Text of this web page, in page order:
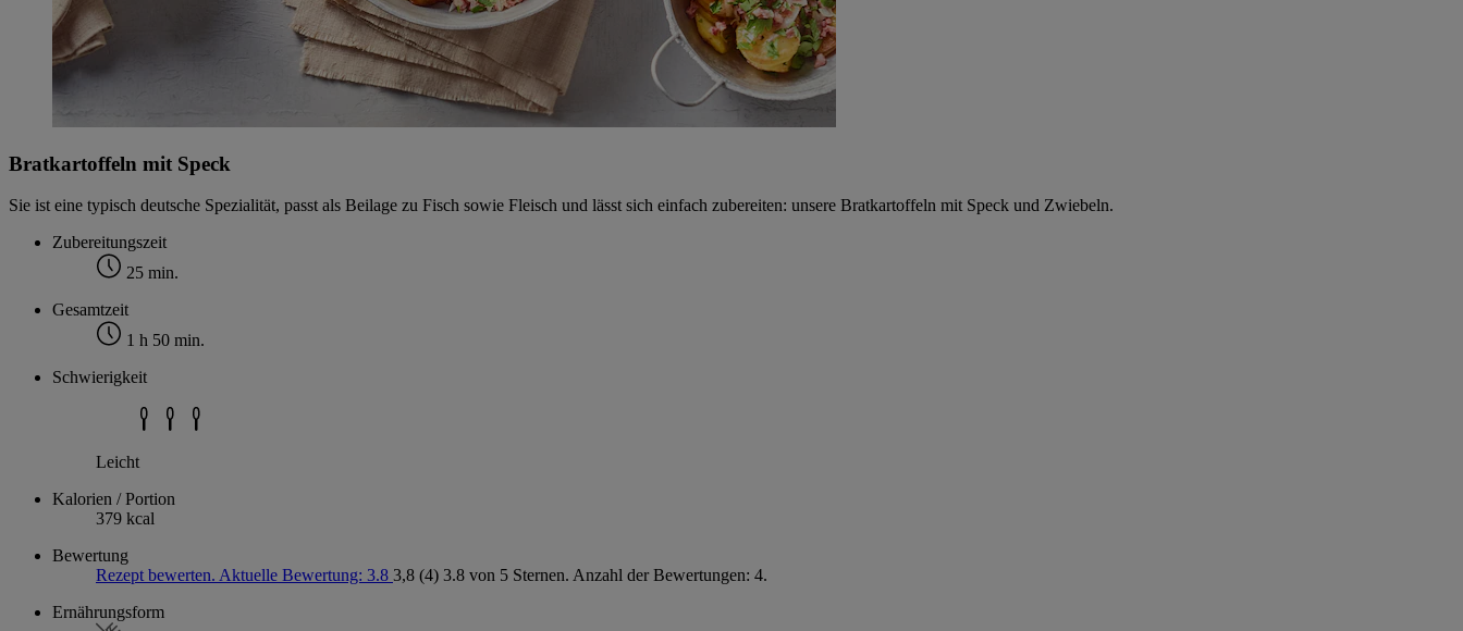
Bratkartoffeln mit Speck
Sie ist eine typisch deutsche Spezialität, passt als Beilage zu Fisch sowie Fleisch und lässt sich einfach zubereiten: unsere Bratkartoffeln mit Speck und Zwiebeln.
Zubereitungszeit
25 min.
Gesamtzeit
1 h 50 min.
Schwierigkeit
Leicht
Kalorien / Portion
379 kcal
Bewertung
Rezept bewerten. Aktuelle Bewertung: 3.8 3,8 (4) 3.8 von 5 Sternen. Anzahl der Bewertungen: 4.
Ernährungsform